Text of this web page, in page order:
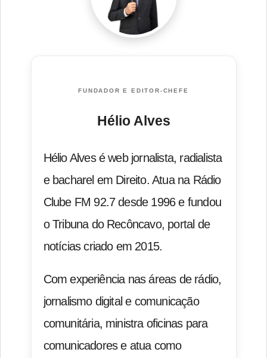
FUNDADOR E EDITOR-CHEFE
Hélio Alves
Hélio Alves é web jornalista, radialista
e bacharel em Direito. Atua na Rádio
Clube FM 92.7 desde 1996 e fundou
o Tribuna do Recôncavo, portal de
notícias criado em 2015.
Com experiência nas áreas de rádio,
jornalismo digital e comunicação
comunitária, ministra oficinas para
comunicadores e atua como